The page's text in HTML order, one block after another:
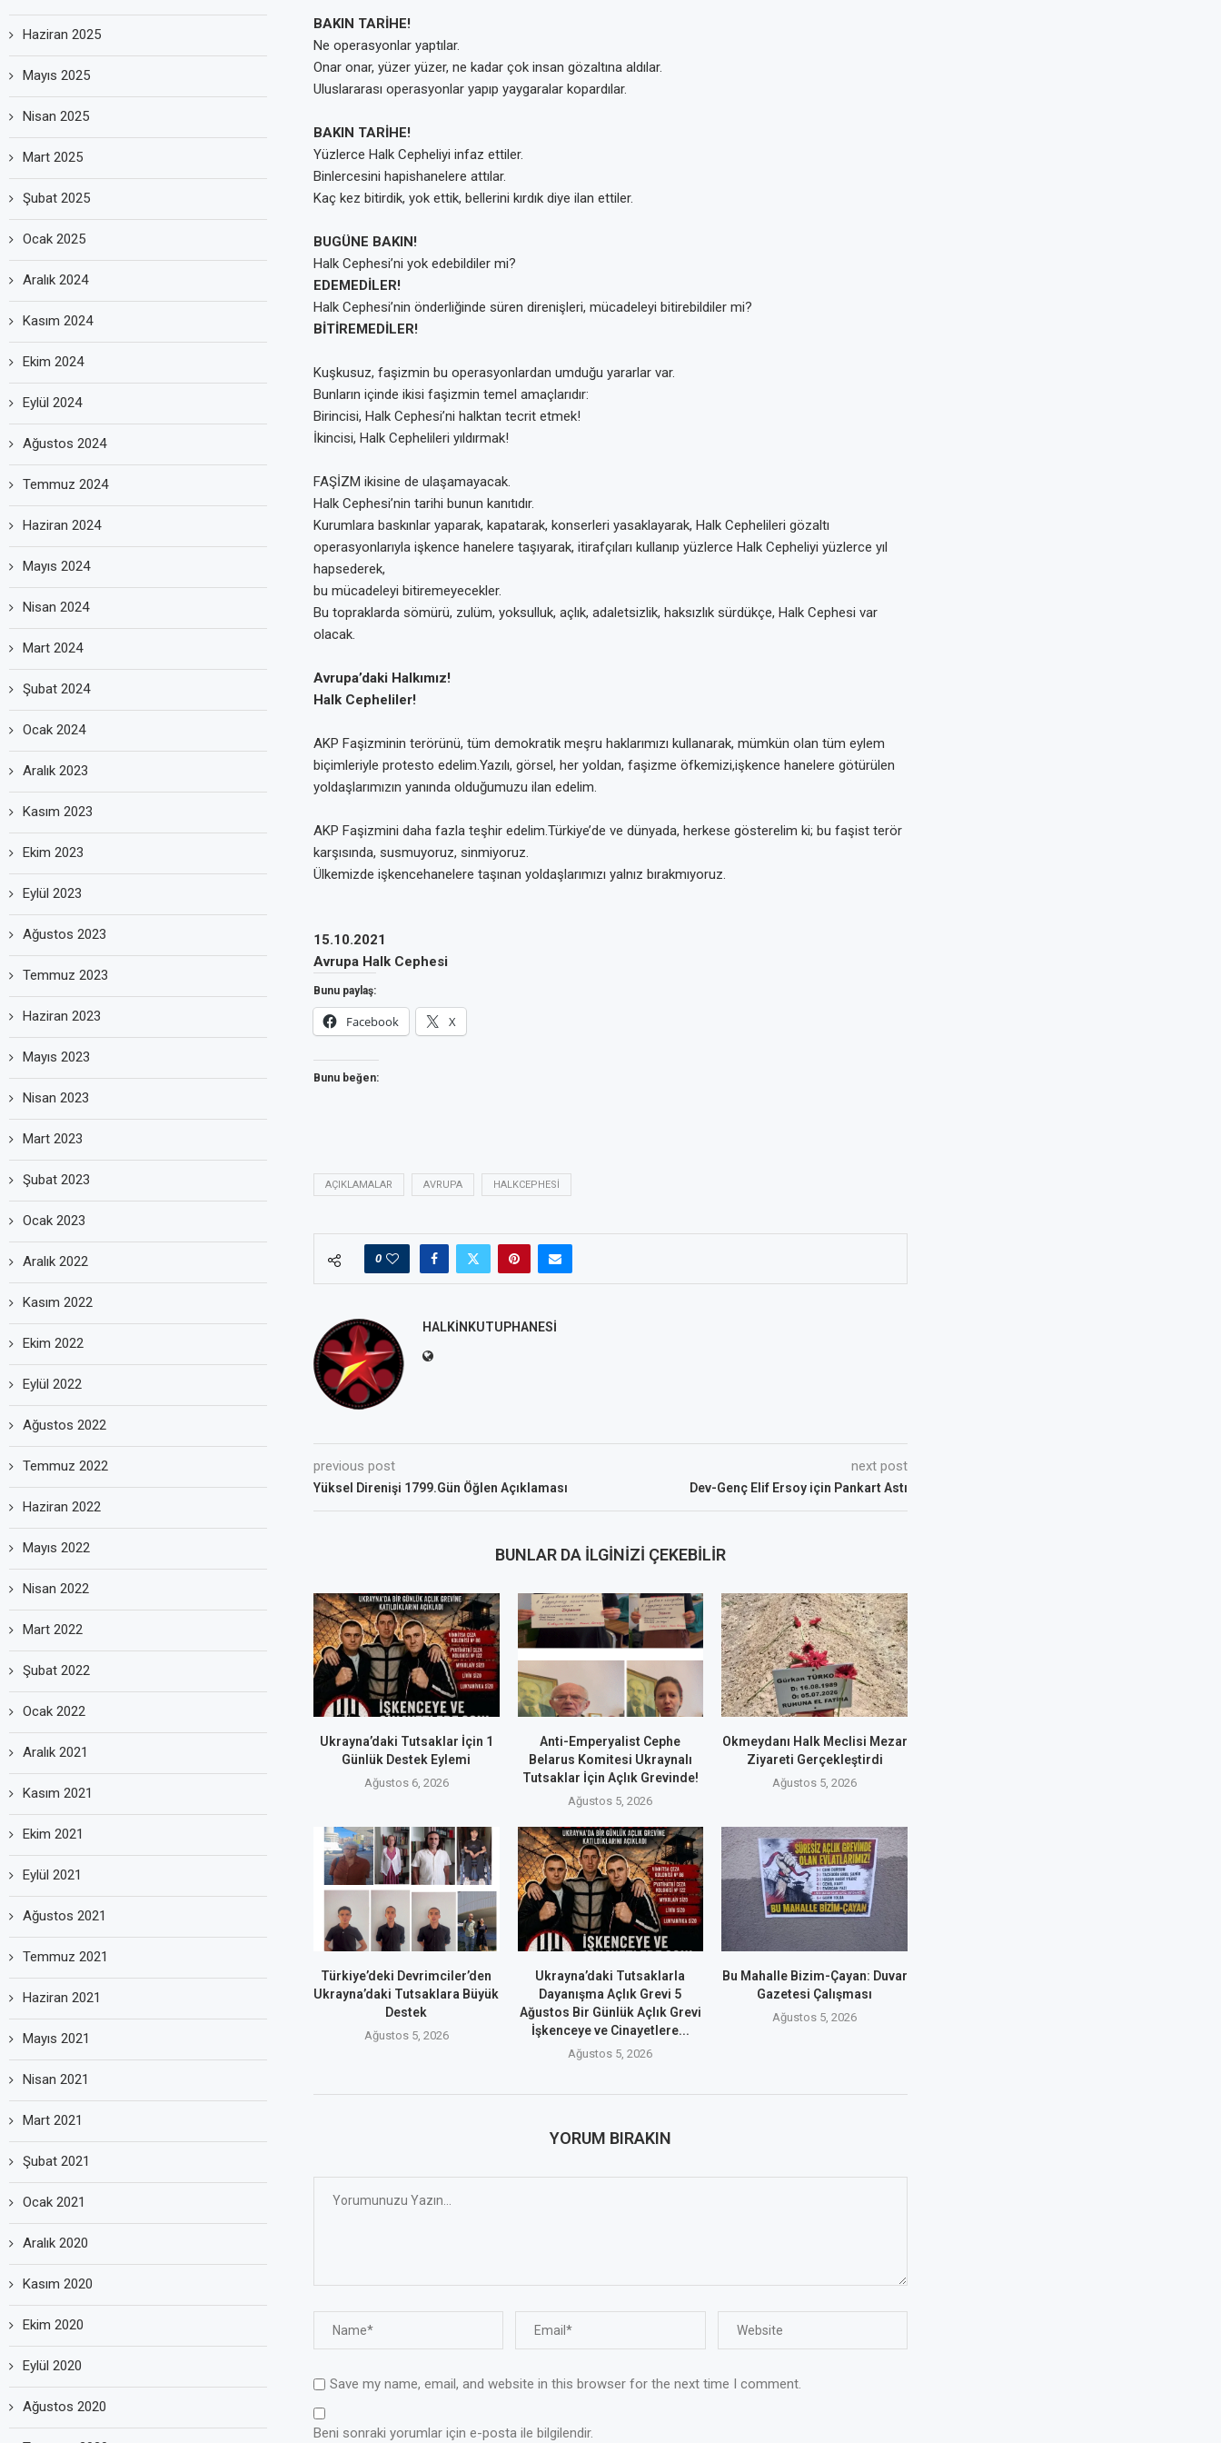
BAKIN TARİHE!
Ne operasyonlar yaptılar.
Onar onar, yüzer yüzer, ne kadar çok insan gözaltına aldılar.
Uluslararası operasyonlar yapıp yaygaralar kopardılar.
BAKIN TARİHE!
Yüzlerce Halk Cepheliyi infaz ettiler.
Binlercesini hapishanelere attılar.
Kaç kez bitirdik, yok ettik, bellerini kırdık diye ilan ettiler.
BUGÜNE BAKIN!
Halk Cephesi’ni yok edebildiler mi?
EDEMEDİLER!
Halk Cephesi’nin önderliğinde süren direnişleri, mücadeleyi bitirebildiler mi?
BİTİREMEDİLER!
Kuşkusuz, faşizmin bu operasyonlardan umduğu yararlar var.
Bunların içinde ikisi faşizmin temel amaçlarıdır:
Birincisi, Halk Cephesi’ni halktan tecrit etmek!
İkincisi, Halk Cephelileri yıldırmak!
FAŞİZM ikisine de ulaşamayacak.
Halk Cephesi’nin tarihi bunun kanıtıdır.
Kurumlara baskınlar yaparak, kapatarak, konserleri yasaklayarak, Halk Cephelileri gözaltı
operasyonlarıyla işkence hanelere taşıyarak, itirafçıları kullanıp yüzlerce Halk Cepheliyi yüzlerce yıl
hapsederek,
bu mücadeleyi bitiremeyecekler.
Bu topraklarda sömürü, zulüm, yoksulluk, açlık, adaletsizlik, haksızlık sürdükçe, Halk Cephesi var
olacak.
Avrupa’daki Halkımız!
Halk Cepheliler!
AKP Faşizminin terörünü, tüm demokratik meşru haklarımızı kullanarak, mümkün olan tüm eylem
biçimleriyle protesto edelim.Yazılı, görsel, her yoldan, faşizme öfkemizi,işkence hanelere götürülen
yoldaşlarımızın yanında olduğumuzu ilan edelim.
AKP Faşizmini daha fazla teşhir edelim.Türkiye’de ve dünyada, herkese gösterelim ki; bu faşist terör
karşısında, susmuyoruz, sinmiyoruz.
Ülkemizde işkencehanelere taşınan yoldaşlarımızı yalnız bırakmıyoruz.
15.10.2021
Avrupa Halk Cephesi
Bunu paylaş:
Facebook X
Bunu beğen:
AÇIKLAMALAR AVRUPA HALKCEPHESI
0
HALKINKUTUPHANESI
previous post
Yüksel Direnişi 1799.Gün Öğlen Açıklaması
next post
Dev-Genç Elif Ersoy için Pankart Astı
BUNLAR DA İLGINIZI ÇEKEBILIR
Ukrayna’daki Tutsaklar İçin 1
Günlük Destek Eylemi
Ağustos 6, 2026
Anti-Emperyalist Cephe
Belarus Komitesi Ukraynalı
Tutsaklar İçin Açlık Grevinde!
Ağustos 5, 2026
Okmeydanı Halk Meclisi Mezar
Ziyareti Gerçekleştirdi
Ağustos 5, 2026
Türkiye’deki Devrimciler’den
Ukrayna’daki Tutsaklara Büyük
Destek
Ağustos 5, 2026
Ukrayna’daki Tutsaklarla
Dayanışma Açlık Grevi 5
Ağustos Bir Günlük Açlık Grevi
İşkenceye ve Cinayetlere...
Ağustos 5, 2026
Bu Mahalle Bizim-Çayan: Duvar
Gazetesi Çalışması
Ağustos 5, 2026
YORUM BIRAKIN
Save my name, email, and website in this browser for the next time I comment.
Beni sonraki yorumlar için e-posta ile bilgilendir.
Haziran 2025
Mayıs 2025
Nisan 2025
Mart 2025
Şubat 2025
Ocak 2025
Aralık 2024
Kasım 2024
Ekim 2024
Eylül 2024
Ağustos 2024
Temmuz 2024
Haziran 2024
Mayıs 2024
Nisan 2024
Mart 2024
Şubat 2024
Ocak 2024
Aralık 2023
Kasım 2023
Ekim 2023
Eylül 2023
Ağustos 2023
Temmuz 2023
Haziran 2023
Mayıs 2023
Nisan 2023
Mart 2023
Şubat 2023
Ocak 2023
Aralık 2022
Kasım 2022
Ekim 2022
Eylül 2022
Ağustos 2022
Temmuz 2022
Haziran 2022
Mayıs 2022
Nisan 2022
Mart 2022
Şubat 2022
Ocak 2022
Aralık 2021
Kasım 2021
Ekim 2021
Eylül 2021
Ağustos 2021
Temmuz 2021
Haziran 2021
Mayıs 2021
Nisan 2021
Mart 2021
Şubat 2021
Ocak 2021
Aralık 2020
Kasım 2020
Ekim 2020
Eylül 2020
Ağustos 2020